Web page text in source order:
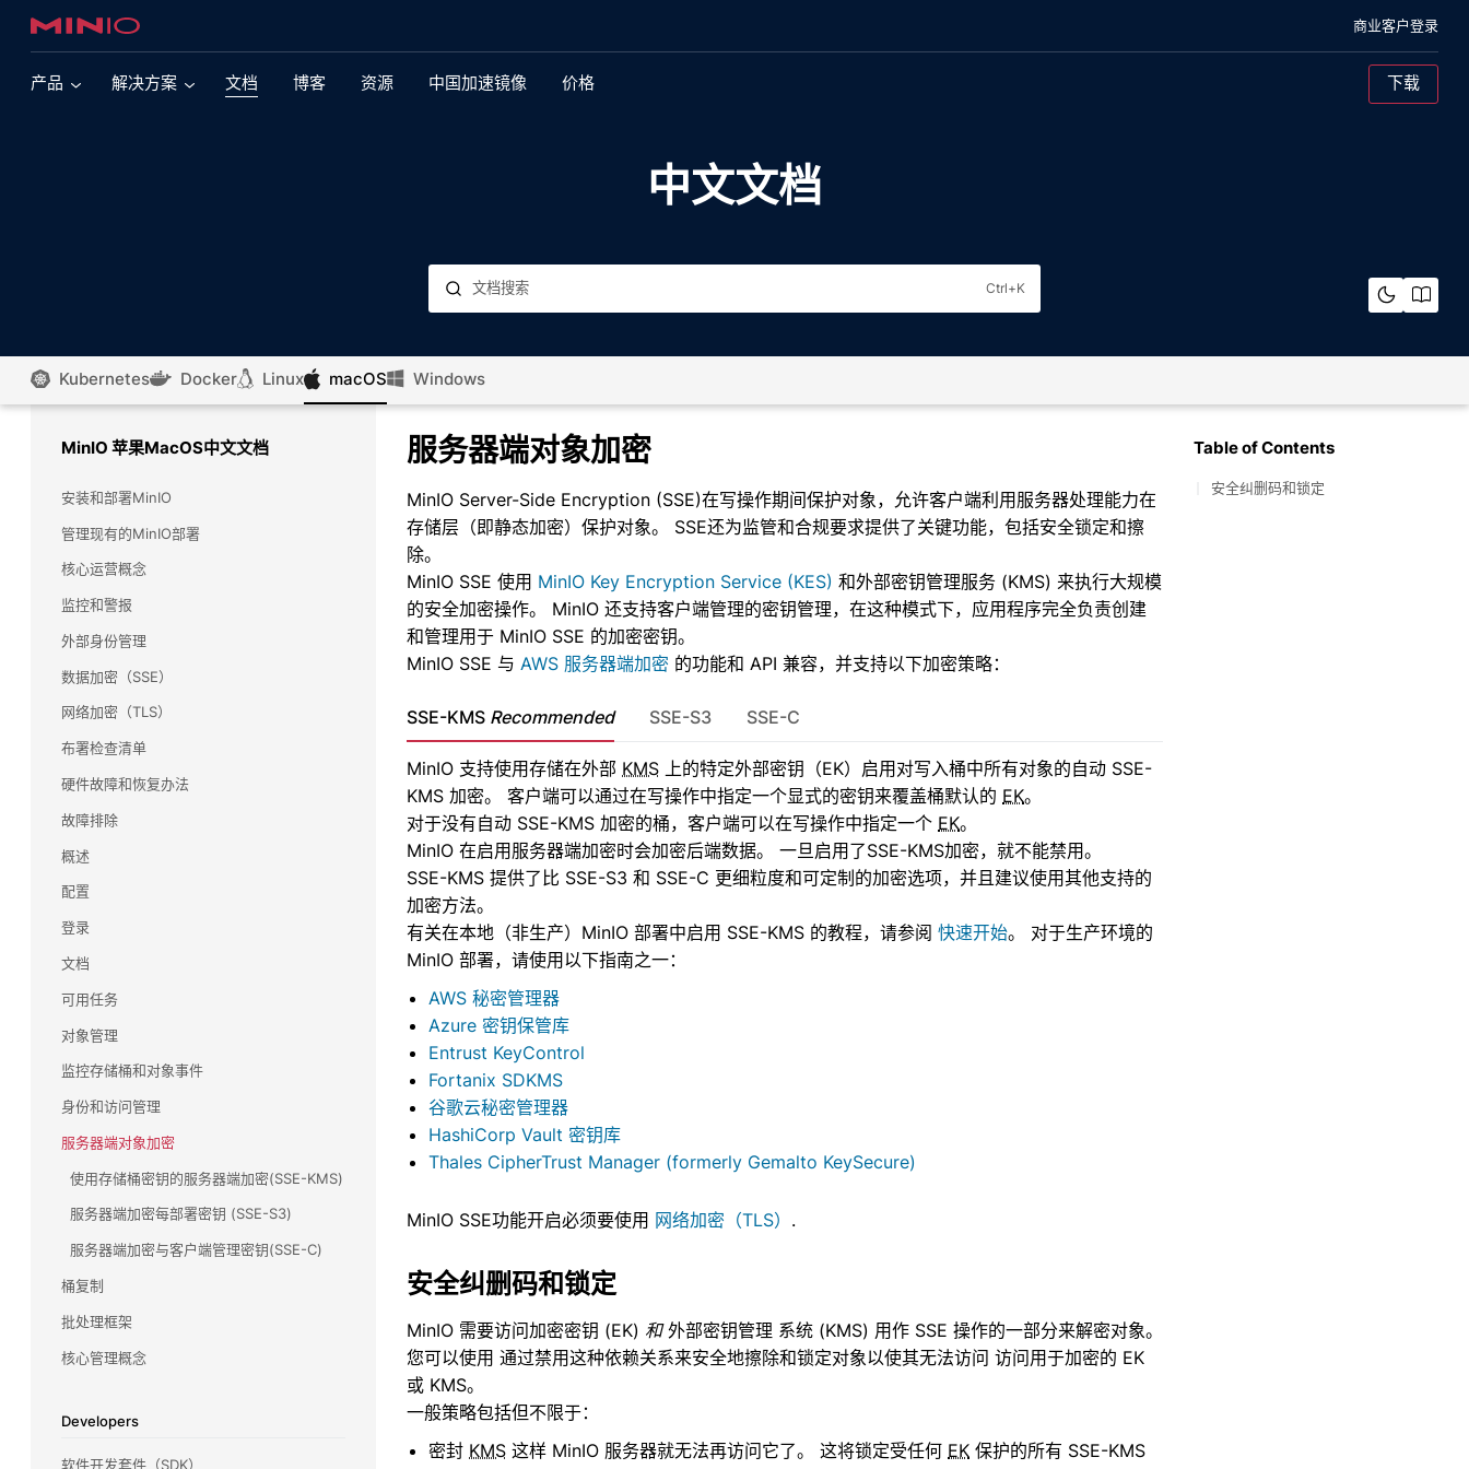
商业客户登录
产品
亚马逊云 Elastic Kubernetes 服务的 MinIO
多地复制
数据生命周期管理和分层
监控
亚马逊云 S3 兼容性
纠删码计算器
参考硬件
解决方案
对象存储正在推动人工智能革命。了解 MinIO 如何
浏览我们广泛的集成产品组合
了解如何将 SQL Server 2022 与 MinIO 配对，以
了解 Commvault 和 MinIO 如何合作，为任务关键
型备份和恢复工作负载提供大规模性能。
使用雪花数据云查询和分析驻留在 MinIO 上的多个
数据源，包括流数据。无需移动数据，只需使用
SnowSQL 进行查询即可。
了解 MinIO 如何为 Splunk 智能商店提供大规模性
能
了解 MinIO 和 Veeam 如何合作，为各种备份用例
利用 MinIO 的高性能 Kubernetes 原生对象存储
产品组合中与 VMware 集成，以及我们如何支持
文档 博客 资源 中国加速镜像 价格 下载
中文文档
Ctrl+K
Kubernetes Docker Linux macOS Windows
MinIO 苹果MacOS中文文档
安装和部署MinIO
管理现有的MinIO部署
核心运营概念
监控和警报
外部身份管理
数据加密（SSE）
网络加密（TLS）
布署检查清单
硬件故障和恢复办法
故障排除
概述
配置
登录
文档
可用任务
对象管理
监控存储桶和对象事件
身份和访问管理
服务器端对象加密
使用存储桶密钥的服务器端加密(SSE-KMS)
服务器端加密每部署密钥 (SSE-S3)
服务器端加密与客户端管理密钥(SSE-C)
桶复制
批处理框架
核心管理概念
Developers
软件开发套件（SDK）
Table of Contents
安全纠删码和锁定
服务器端对象加密
MinIO Server-Side Encryption (SSE)在写操作期间保护对象，允许客户端利用服务器处理能力在
存储层（即静态加密）保护对象。 SSE还为监管和合规要求提供了关键功能，包括安全锁定和擦
除。
MinIO SSE 使用 MinIO Key Encryption Service (KES) 和外部密钥管理服务 (KMS) 来执行大规模
的安全加密操作。 MinIO 还支持客户端管理的密钥管理，在这种模式下，应用程序完全负责创建
和管理用于 MinIO SSE 的加密密钥。
MinIO SSE 与 AWS 服务器端加密 的功能和 API 兼容，并支持以下加密策略：
SSE-KMS Recommended
MinIO 支持使用存储在外部 KMS 上的特定外部密钥（EK）启用对写入桶中所有对象的自动 SSE-
KMS 加密。 客户端可以通过在写操作中指定一个显式的密钥来覆盖桶默认的 EK。
对于没有自动 SSE-KMS 加密的桶，客户端可以在写操作中指定一个 EK。
MinIO 在启用服务器端加密时会加密后端数据。 一旦启用了SSE-KMS加密，就不能禁用。
SSE-KMS 提供了比 SSE-S3 和 SSE-C 更细粒度和可定制的加密选项，并且建议使用其他支持的
加密方法。
有关在本地（非生产）MinIO 部署中启用 SSE-KMS 的教程，请参阅 快速开始。 对于生产环境的
MinIO 部署，请使用以下指南之一：
AWS 秘密管理器
Azure 密钥保管库
Entrust KeyControl
Fortanix SDKMS
谷歌云秘密管理器
HashiCorp Vault 密钥库
Thales CipherTrust Manager (formerly Gemalto KeySecure)
SSE-S3 SSE-C
MinIO SSE功能开启必须要使用 网络加密（TLS） .
安全纠删码和锁定
MinIO 需要访问加密密钥 (EK) 和外部密钥管理 系统 (KMS) 用作 SSE 操作的一部分来解密对象。
您可以使用 通过禁用这种依赖关系来安全地擦除和锁定对象以使其无法访问 访问用于加密的 EK
或 KMS。
一般策略包括但不限于：
密封 KMS 这样 MinIO 服务器就无法再访问它了。 这将锁定受任何 EK 保护的所有 SSE-KMS